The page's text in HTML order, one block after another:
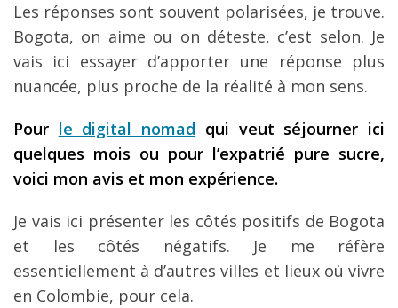
Mes guides voyage
Les réponses sont souvent polarisées, je trouve.
Bogota, on aime ou on déteste, c’est selon. Je
vais ici essayer d’apporter une réponse plus
nuancée, plus proche de la réalité à mon sens.
Pour le digital nomad qui veut séjourner ici
quelques mois ou pour l’expatrié pure sucre,
voici mon avis et mon expérience.
Je vais ici présenter les côtés positifs de Bogota
et les côtés négatifs. Je me réfère
essentiellement à d’autres villes et lieux où vivre
en Colombie, pour cela.